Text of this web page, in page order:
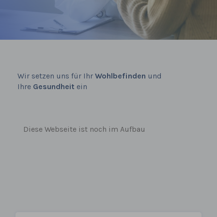
Wir setzen uns für Ihr Wohlbefinden und
Ihre Gesundheit ein
Diese Webseite ist noch im Aufbau